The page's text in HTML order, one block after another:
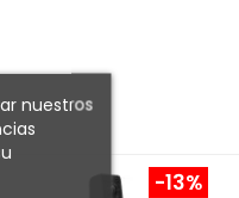
-13%
nuestros